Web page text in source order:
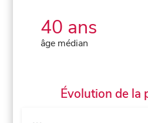
40 ans
âge médian
Évolution de la